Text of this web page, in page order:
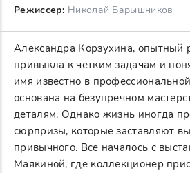
Режиссер: Николай Барышников
Александра Корзухина, опытный
привыкла к четким задачам и
имя известно в
основана на безупречном
деталям. Однако жизнь иногда
сюрпризы, которые заставляют
привычного. Все началось с
Маякиной, где коллекционер